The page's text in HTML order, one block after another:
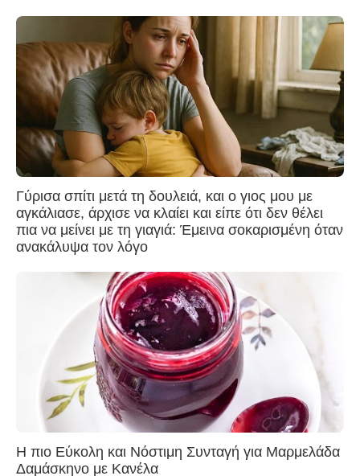
Γύρισα σπίτι μετά τη δουλειά, και ο γιος μου με
αγκάλιασε, άρχισε να κλαίει και είπε ότι δεν θέλει
πια να μείνει με τη γιαγιά: Έμεινα σοκαρισμένη όταν
ανακάλυψα τον λόγο
Η πιο Εύκολη και Νόστιμη Συνταγή για Μαρμελάδα
Δαμάσκηνο με Κανέλα